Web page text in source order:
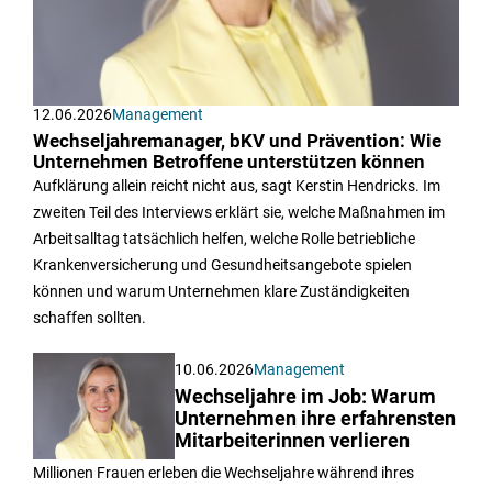
12.06.2026Management
Wechseljahremanager, bKV und Prävention: Wie
Unternehmen Betroffene unterstützen können
Aufklärung allein reicht nicht aus, sagt Kerstin Hendricks. Im
zweiten Teil des Interviews erklärt sie, welche Maßnahmen im
Arbeitsalltag tatsächlich helfen, welche Rolle betriebliche
Krankenversicherung und Gesundheitsangebote spielen
können und warum Unternehmen klare Zuständigkeiten
schaffen sollten.
10.06.2026Management
Wechseljahre im Job: Warum
Unternehmen ihre erfahrensten
Mitarbeiterinnen verlieren
Millionen Frauen erleben die Wechseljahre während ihres